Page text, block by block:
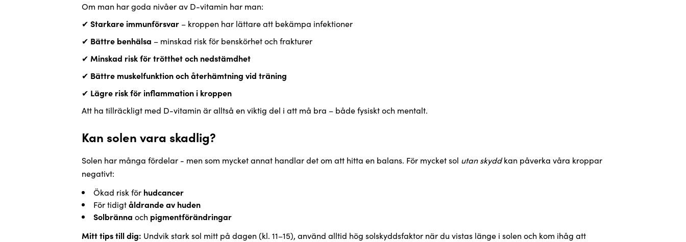
Om man har goda nivåer av D-vitamin har man:
✔ Starkare immunförsvar – kroppen har lättare att bekämpa infektioner
✔ Bättre benhälsa – minskad risk för benskörhet och frakturer
✔ Minskad risk för trötthet och nedstämdhet
✔ Bättre muskelfunktion och återhämtning vid träning
✔ Lägre risk för inflammation i kroppen
Att ha tillräckligt med D-vitamin är alltså en viktig del i att må bra – både fysiskt och mentalt.
Kan solen vara skadlig?
Solen har många fördelar - men som mycket annat handlar det om att hitta en balans. För mycket sol utan skyddkan påverka våra kroppar
negativt:
Ökad risk för hudcancer
För tidigtåldrande av huden
Solbränna och pigmentförändringar
Mitt tips till dig: Undvik stark sol mitt på dagen (kl. 11–15), använd alltid hög solskyddsfaktor när du vistas länge i solen och kom ihåg att